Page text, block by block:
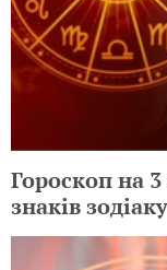
Гороскоп на 3
знаків зодіаку